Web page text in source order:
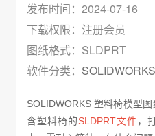
发布时间：2024-07-16
下载权限：注册会员
图纸格式：SLDPRT
软件分类： SOLIDWORKS
SOLIDWORKS 塑料椅模型
含塑料椅的SLDPRT文件，